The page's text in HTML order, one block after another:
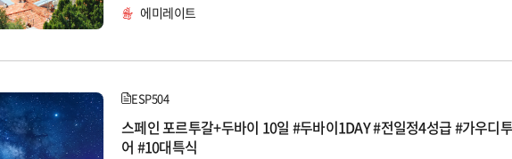
에미레이트
ESP504
스페인 포르투갈+두바이 10일 #두바이1DAY #전일정4성급 #가우디투
어 #10대특식